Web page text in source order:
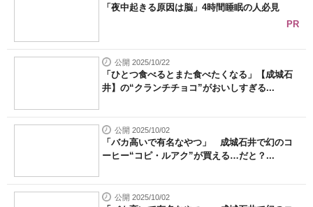
「夜中起きる原因は脳」4時間睡眠の人必見
PR
公開 2025/10/22
「ひとつ食べるとまた食べたくなる」【成城石
井】の“クランチチョコ”がおいしすぎる...
公開 2025/10/02
「バカ高いで有名なやつ」 成城石井で幻のコ
ーヒー“コピ・ルアク”が買える…だと？...
公開 2025/10/02